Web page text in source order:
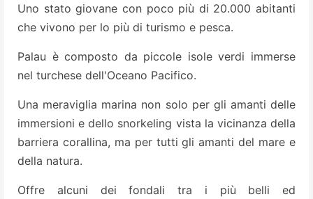
Uno stato giovane con poco più di 20.000 abitanti
che vivono per lo più di turismo e pesca.
Palau è composto da piccole isole verdi immerse
nel turchese dell'Oceano Pacifico.
Una meraviglia marina non solo per gli amanti delle
immersioni e dello snorkeling vista la vicinanza della
barriera corallina, ma per tutti gli amanti del mare e
della natura.
Offre alcuni dei fondali tra i più belli ed